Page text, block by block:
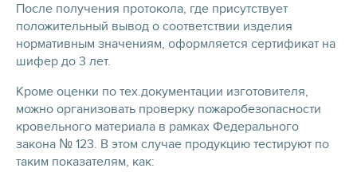
После получения протокола, где присутствует
положительный вывод о соответствии изделия
нормативным значениям, оформляется сертификат на
шифер до 3 лет.
Кроме оценки по тех.документации изготовителя,
можно организовать проверку пожаробезопасности
кровельного материала в рамках Федерального
закона № 123. В этом случае продукцию тестируют по
таким показателям, как: